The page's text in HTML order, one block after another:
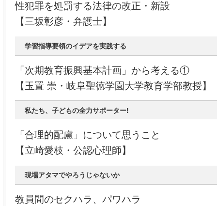
性犯罪を処罰する法律の改正・新設
【三坂彰彦・弁護士】
学習指導要領のイデアを実践する
「次期教育振興基本計画」から考える①
【玉置 崇・岐阜聖徳学園大学教育学部教授】
私たち、子どもの全力サポーター!
「合理的配慮」について思うこと
【立崎愛枝・公認心理師】
現場アタマでやろうじゃないか
教員間のセクハラ、パワハラ